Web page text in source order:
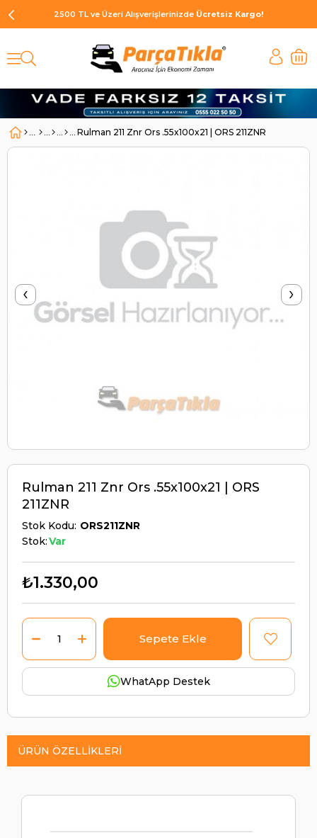
2500 TL ve Üzeri Alışverişlerinizde Ücretsiz Kargo!
Rulman 211 Znr Ors .55x100x21 | ORS 211ZNR
‹ ›
Rulman 211 Znr Ors .55x100x21 | ORS
211ZNR
Stok Kodu ORS211ZNR
Stok:Var
₺1.330,00
WhatApp Destek
ÜRÜN ÖZELLIKLERI